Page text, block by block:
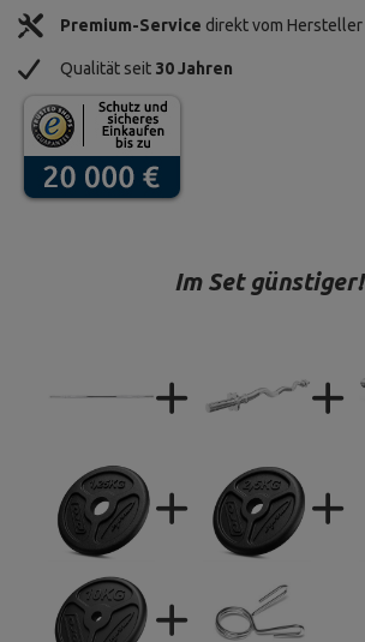
Premium-Service direkt vom Hersteller
Qualität seit 30 Jahren
Im Set günstiger!